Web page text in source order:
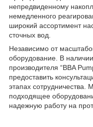
непредвиденному
немедленного
широкий ассортимент
сточных вод.
Независимо от
оборудование. В
производителя “BBA
предоставить
этапах
подходящее
надежную работу на